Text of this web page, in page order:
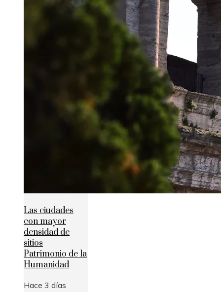
Las ciudades
con mayor
densidad de
sitios
Patrimonio de la
Humanidad
Hace 3 días